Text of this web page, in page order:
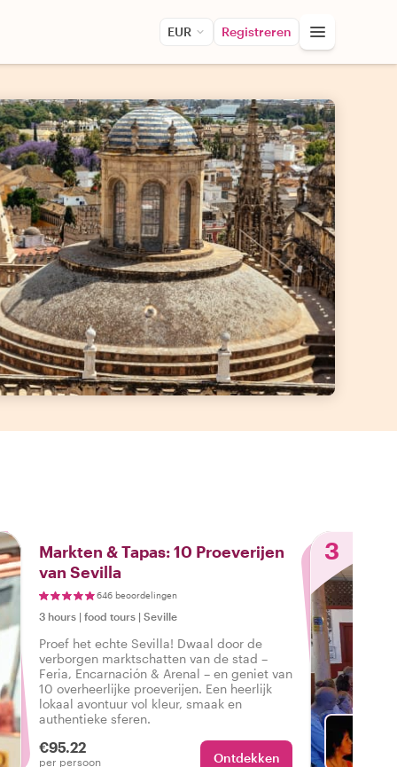
EUR Registreren
Markten & Tapas: 10 Proeverijen
van Sevilla
646 beoordelingen
3 hours | food tours | Seville
Proef het echte Sevilla! Dwaal door de
verborgen marktschatten van de stad –
Feria, Encarnación & Arenal – en geniet van
10 overheerlijke proeverijen. Een heerlijk
lokaal avontuur vol kleur, smaak en
authentieke sferen.
€95.22
per persoon Ontdekken
3